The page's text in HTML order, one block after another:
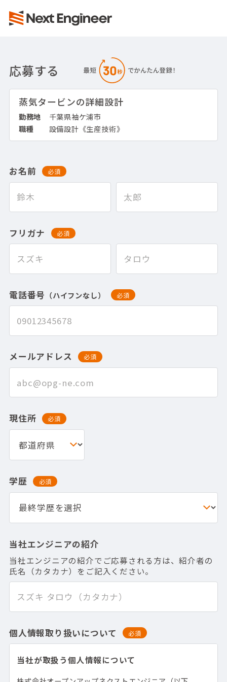
応募する
蒸気タービンの詳細設計
勤務地
千葉県袖ケ浦市
職種
設備設計《生産技術》
お名前 必須
フリガナ 必須
電話番号 （ハイフンなし） 必須
メールアドレス 必須
現住所 必須
学歴 必須
当社エンジニアの紹介
当社エンジニアの紹介でご応募される方は、紹介者の
氏名（カタカナ）をご記入ください。
個人情報取り扱いについて 必須
当社が取扱う個人情報について